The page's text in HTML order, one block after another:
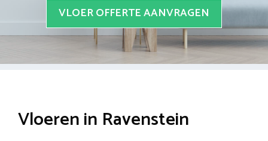
VLOER OFFERTE AANVRAGEN
Vloeren in Ravenstein